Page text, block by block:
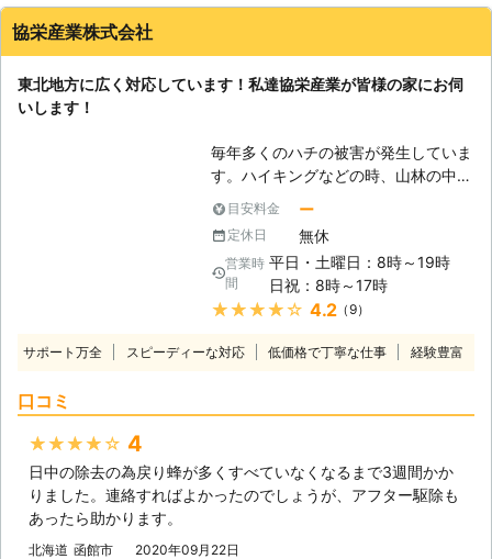
の基礎の耐久性が著しく失われ、少し
することが大切です。 【安心出来る
ベイト工法】 シロアリはただ薬剤を
散布するだけでなく、様々な工法を組
み合わせて巣を全滅させる必要があり
ます。私達は薬をほとんど使わずにシ
ロアリを巣ごと全滅させることの出来
るベイト工法も採用しています。
協栄産業株式会社
東北地方に広く対応しています！私達協栄産業が皆様の家にお伺
いします！
毎年多くのハチの被害が発生していま
す。ハイキングなどの時、山林の中で
刺されるのはもちろんのこと、住宅街
でもハチの被害というのは発生しま
す。私達の暮らしている空間と隣接し
ているハチの巣は、日常的な危険があ
ります。もちろん、ハチに危害を加え
なければ安全だと言われる向きもあり
に夏場の活動最盛期のハチは、普段よ
【ハチの駆除は準備が欠かせません】
ハチの駆除を行うときは、私達は様々
はいけないのが防護服です。ハチの針
目安料金 ー
定休日 無休
営業時
間
平日・土曜日：8時～19時
日祝：8時～17時
★★★★★ 4.2 （9）
サポート万全 スピーディーな対応 低価格で丁寧な仕事 経験豊富
口コミ
★★★★★ 4
日中の除去の為戻り蜂が多くすべていなくなるまで3週間かか
りました。連絡すればよかったのでしょうが、アフター駆除も
あったら助かります。
北海道 函館市 2020年09月22日